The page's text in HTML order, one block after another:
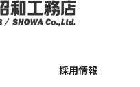
採用情報